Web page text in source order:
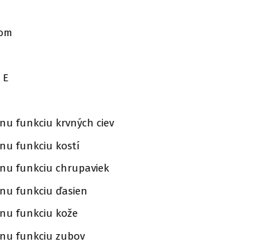
funkciu krvných ciev
funkciu kostí
funkciu chrupaviek
funkciu ďasien
funkciu kože
funkciu zubov